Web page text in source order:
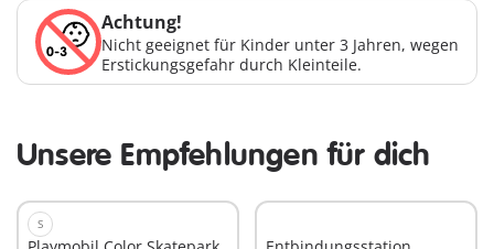
Achtung!
Nicht geeignet für Kinder unter 3 Jahren, wegen
Erstickungsgefahr durch Kleinteile.
Unsere Empfehlungen für dich
S